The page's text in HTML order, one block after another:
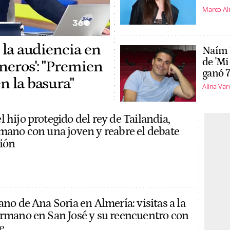
audiencia en
"Premien
la basura"
Marco
Naím
de
ganó
Alina
hijo protegido del rey de Tailandia,
con una joven y reabre el debate
de Ana Soria en Almería: visitas a la
en San José y su reencuentro con